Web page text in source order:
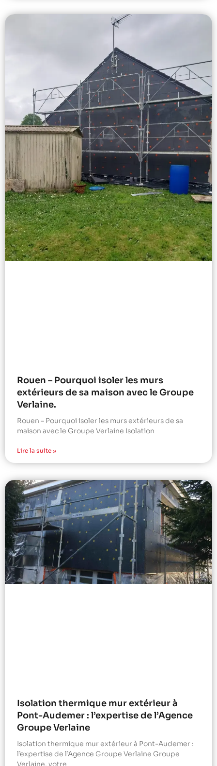
Rouen – Pourquoi isoler les murs
extérieurs de sa maison avec le Groupe
Verlaine.
Rouen – Pourquoi isoler les murs extérieurs de sa
maison avec le Groupe Verlaine Isolation
Lire la suite »
Isolation thermique mur extérieur à
Pont-Audemer : l’expertise de l’Agence
Groupe Verlaine
Isolation thermique mur extérieur à Pont-Audemer :
l’expertise de l’Agence Groupe Verlaine Groupe
Verlaine, votre